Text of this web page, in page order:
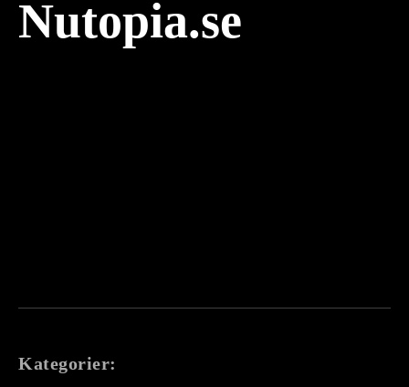
Nutopia.se
Kategorier: